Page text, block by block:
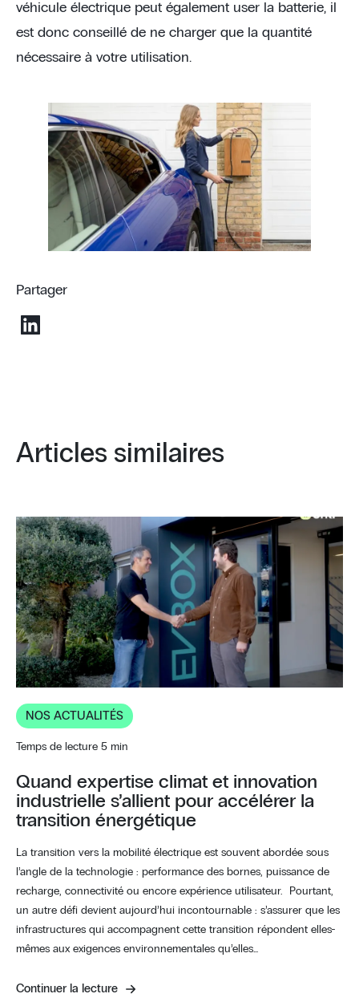
Partager
véhicule électrique peut également user la batterie, il
est donc conseillé de ne charger que la quantité
nécessaire à votre utilisation.
Articles similaires
NOS ACTUALITÉS
Temps de lecture 5 min
Quand expertise climat et innovation
industrielle s’allient pour accélérer la
transition énergétique
La transition vers la mobilité électrique est souvent abordée sous
l’angle de la technologie : performance des bornes, puissance de
recharge, connectivité ou encore expérience utilisateur. Pourtant,
un autre défi devient aujourd’hui incontournable : s’assurer que les
infrastructures qui accompagnent cette transition répondent elles-
mêmes aux exigences environnementales qu’elles…
Continuer la lecture